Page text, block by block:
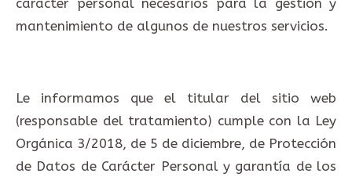
carácter personal necesarios para la gestión y
mantenimiento de algunos de nuestros servicios.
Le informamos que el titular del sitio web
(responsable del tratamiento) cumple con la Ley
Orgánica 3/2018, de 5 de diciembre, de Protección
de Datos de Carácter Personal y garantía de los